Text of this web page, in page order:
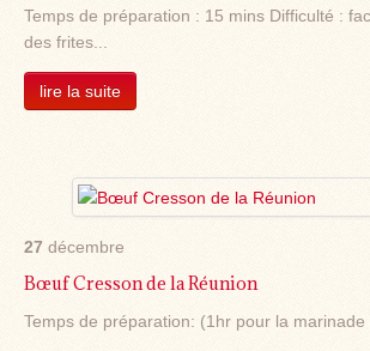
Temps de préparation : 15 mins Difficulté :
des frites...
lire la suite
27 décembre
Bœuf Cresson de la Réunion
Temps de préparation: (1hr pour la marinade